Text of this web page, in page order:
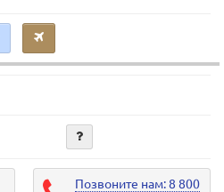
Позвоните нам: 8 800